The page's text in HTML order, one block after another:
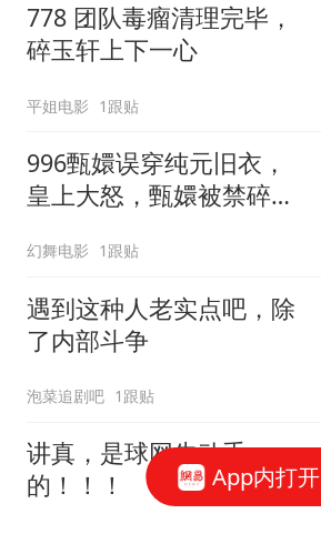
778 团队毒瘤清理完毕，
碎玉轩上下一心
平姐电影 1跟贴
996甄嬛误穿纯元旧衣，
皇上大怒，甄嬛被禁碎玉
幻舞电影 1跟贴
遇到这种人老实点吧，除
了内部斗争
泡菜追剧吧 1跟贴
讲真，是球网先动手
的！！！
App内打开